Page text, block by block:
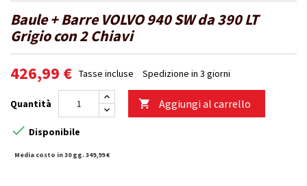
Baule + Barre VOLVO 940 SW da 390 LT
Grigio con 2 Chiavi
426,99 € Tasse incluse Spedizione in 3 giorni
Quantità  Aggiungi al carrello
 Disponibile
Media costo in 30 gg. 349,99 €